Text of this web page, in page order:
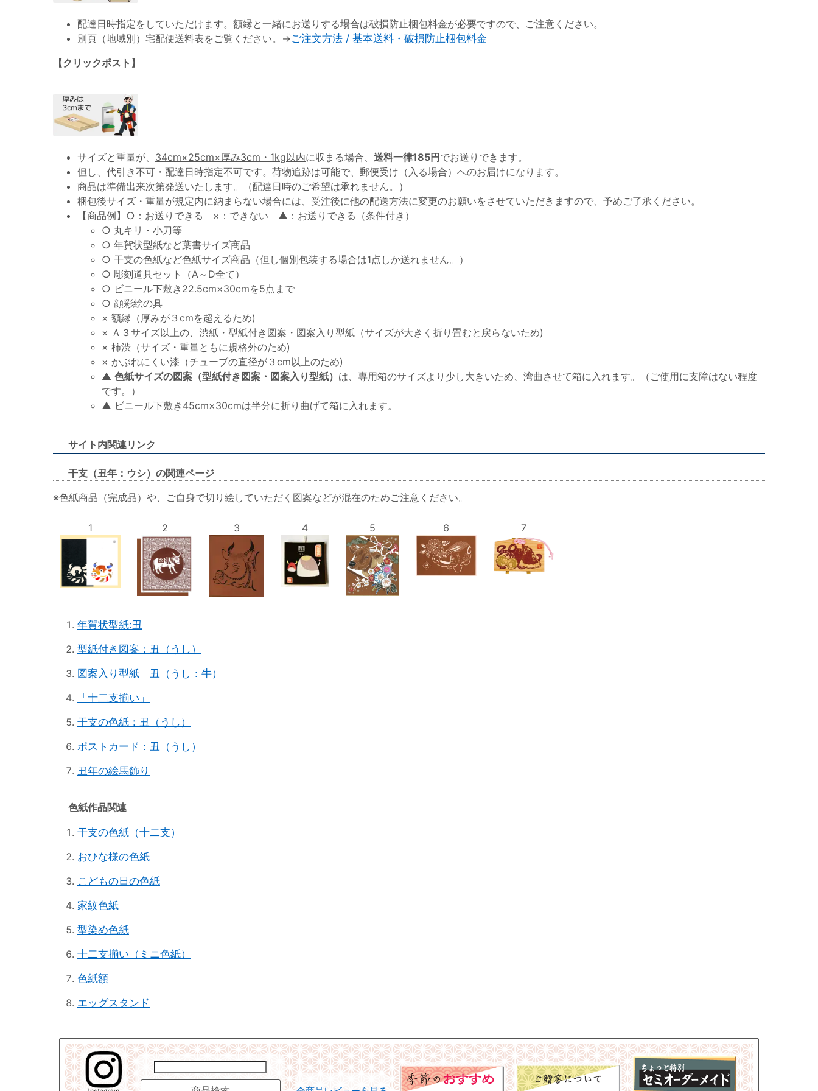
配達日時指定をしていただけます。額縁と一緒にお送りする場合は破損防止梱包料金が必要ですので、ご注意ください。
別頁（地域別）宅配便送料表をご覧ください。→ご注文方法 / 基本送料・破損防止梱包料金
【クリックポスト】
サイズと重量が、 34cm×25cm×厚み3cm・1kg以内に収まる場合、 送料一律185円 でお送りできます。
但し、代引き不可・配達日時指定不可です。荷物追跡は可能で、郵便受け（入る場合）へのお届けになります。
商品は準備出来次第発送いたします。（配達日時のご希望は承れません。）
梱包後サイズ・重量が規定内に納まらない場合には、受注後に他の配送方法に変更のお願いをさせていただきますので、予めご了承ください。
【商品例】○：お送りできる ×：できない ▲：お送りできる（条件付き）
○ 丸キリ・小刀等
○ 年賀状型紙など葉書サイズ商品
○ 干支の色紙など色紙サイズ商品（但し個別包装する場合は1点しか送れません。）
○ 彫刻道具セット（A～D全て）
○ ビニール下敷き22.5cm×30cmを5点まで
○ 顔彩絵の具
× 額縁（厚みが３cmを超えるため)
× Ａ３サイズ以上の、渋紙・型紙付き図案・図案入り型紙（サイズが大きく折り畳むと戻らないため)
× 柿渋（サイズ・重量ともに規格外のため)
× かぶれにくい漆（チューブの直径が３cm以上のため)
▲ 色紙サイズの図案（型紙付き図案・図案入り型紙） は、専用箱のサイズより少し大きいため、湾曲させて箱に入れます。（ご使用に支障はない程度
です。）
▲ ビニール下敷き45cm×30cmは半分に折り曲げて箱に入れます。
サイト内関連リンク
干支（丑年：ウシ）の関連ページ
※色紙商品（完成品）や、ご自身で切り絵していただく図案などが混在のためご注意ください。
1 2 3 4 5 6 7
年賀状型紙:丑
型紙付き図案：丑（うし）
図案入り型紙 丑（うし：牛）
「十二支揃い」
干支の色紙：丑（うし）
ポストカード：丑（うし）
丑年の絵馬飾り
色紙作品関連
干支の色紙（十二支）
おひな様の色紙
こどもの日の色紙
家紋色紙
型染め色紙
十二支揃い（ミニ色紙）
色紙額
エッグスタンド